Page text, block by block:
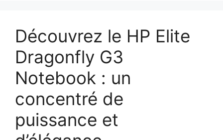
Découvrez le HP Elite
Dragonfly G3
Notebook : un
concentré de
puissance et